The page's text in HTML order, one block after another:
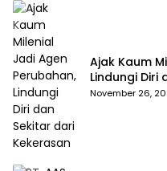
Ajak Kaum
Lindungi Diri
November 26,